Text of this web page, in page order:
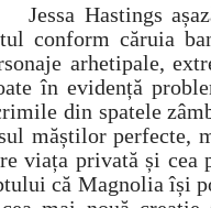
Jessa Hastings
conform căruia
arhetipale,
în evidență
din spatele
măștilor perfecte,
viața privată și cea
că Magnolia își